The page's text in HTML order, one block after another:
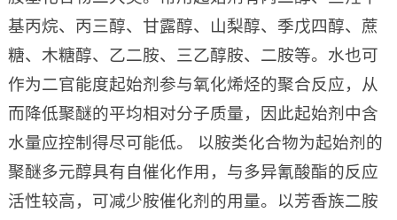
基丙烷、丙三醇、甘露醇、山梨醇、季戊四醇、蔗
糖、木糖醇、乙二胺、三乙醇胺、二胺等。水也可
作为二官能度起始剂参与氧化烯烃的聚合反应，从
而降低聚醚的平均相对分子质量，因此起始剂中含
水量应控制得尽可能低。 以胺类化合物为起始剂的
聚醚多元醇具有自催化作用，与多异氰酸酯的反应
活性较高，可减少胺催化剂的用量。以芳香族二胺